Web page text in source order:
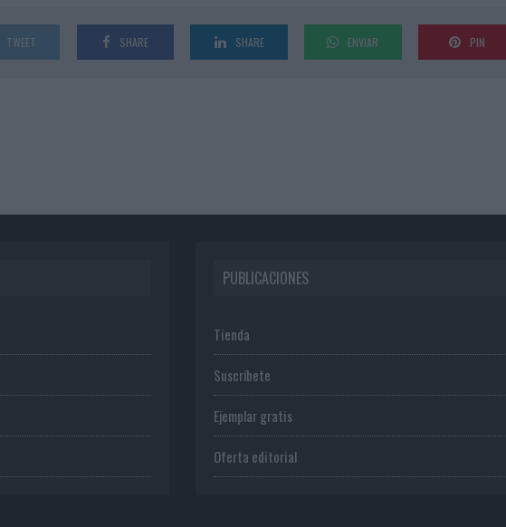
TWEET SHARE SHARE ENVIAR PIN
PUBLICACIONES
Tienda
Suscríbete
Ejemplar gratis
Oferta editorial